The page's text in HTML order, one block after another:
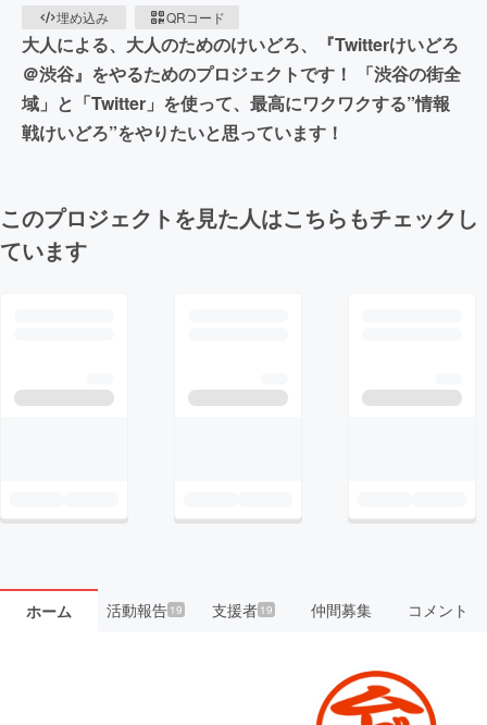
埋め込み
QRコード
大人による、大人のためのけいどろ、『Twitterけいどろ
＠渋谷』をやるためのプロジェクトです！ 「渋谷の街全
域」と「Twitter」を使って、最高にワクワクする”情報
戦けいどろ”をやりたいと思っています！
このプロジェクトを見た人はこちらもチェックし
ています
ホーム 活動報告19 支援者 19 仲間募集 コメント